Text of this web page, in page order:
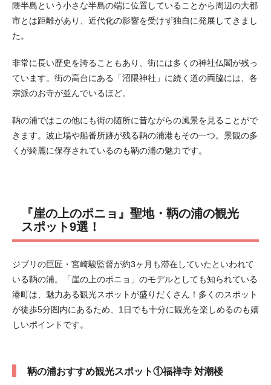
隈半島という小さな半島の端に位置していることから周辺の大都
市とは距離があり、近代化の影響を受けず独自に発展してきまし
た。
非常に長い歴史を誇ることもあり、街には多くの神社仏閣が残っ
ています。街の高台にある「沼隈神社」に続く道の両脇には、各
宗派のお寺が並んでいるほど。
鞆の浦ではこの他にも街の随所に昔ながらの風景を見ることがで
きます。波止場や船番所跡が残る鞆の浦港もその一つ。景観の多
くが綺麗に保存されているのも鞆の浦の魅力です。
『崖の上のポニョ』聖地・鞆の浦の観光
スポット9選！
ジブリの巨匠・宮崎駿監督が約3ヶ月も滞在していたといわれて
いる鞆の浦。「崖の上のポニョ」のモデルとしても知られている
港町は、魅力ある観光スポットが盛りだくさん！多くのスポット
が徒歩5分圏内にあるため、1日でも十分に観光を楽しめるのも嬉
しいポイントです。
鞆の浦おすすめ観光スポット①福禅寺 対潮楼